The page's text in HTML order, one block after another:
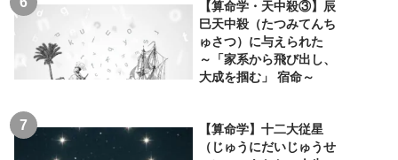
【算命学・天中殺③】辰
巳天中殺（たつみてんち
ゅさつ）に与えられた
～「家系から飛び出し、
大成を掴む」 宿命～
【算命学】十二大従星
（じゅうにだいじゅうせ